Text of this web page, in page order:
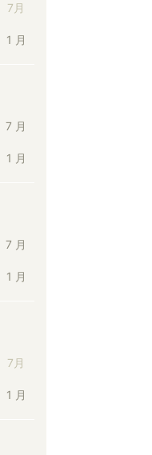
7月
1 月
7 月
1 月
7 月
1 月
7月
1 月